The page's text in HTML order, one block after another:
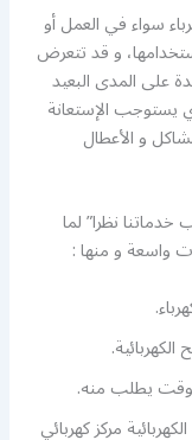
سواء في العمل أو
و قد تتعرض
على المدى البعيد
يستوجب الإستعانة
و الأعطال
نظرا” لما
واسعة و منها :
وقت يطلب منه.
مركز كهربائي